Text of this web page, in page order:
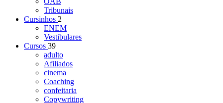
Tribunais
Cursinhos 2
ENEM
Vestibulares
Cursos 39
adulto
Afiliados
cinema
Coaching
confeitaria
Copywriting